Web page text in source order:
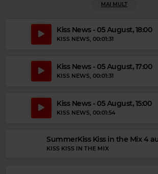
MAI MULT
Kiss News - 05 August, 18:00
KISS NEWS, 00:01:31
Kiss News - 05 August, 17:00
KISS NEWS, 00:01:31
Kiss News - 05 August, 15:00
KISS NEWS, 00:01:54
SummerKiss Kiss in the Mix 4
KISS KISS IN THE MIX